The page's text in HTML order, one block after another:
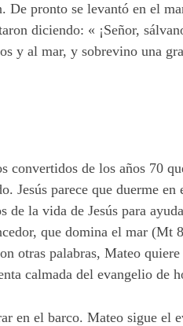
pronto se levantó en el
diciendo: « ¡Señor,
y al mar, y sobrevino una
convertidos de los años 70
Jesús parece que duerme
la vida de Jesús para
que domina el mar
otras palabras, Mateo
calmada del evangelio de
en el barco. Mateo sigue el